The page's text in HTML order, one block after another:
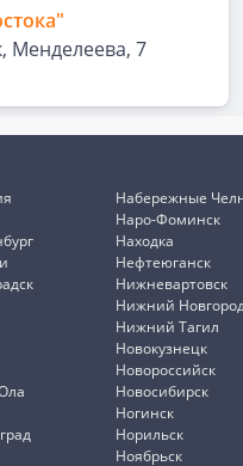
Менделеева, 7
Набережные
Наро-Фоминск
Находка
Нефтеюганск
Нижневартовск
Нижний
Нижний Тагил
Новокузнецк
Новороссийск
Новосибирск
Ногинск
Норильск
Ноябрьск